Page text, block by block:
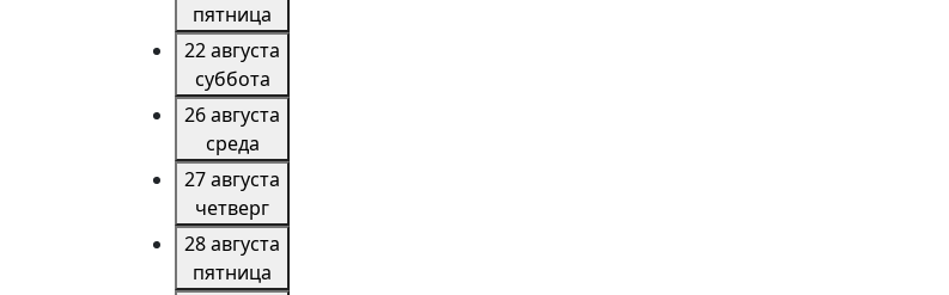
пятница
22 августа
суббота
26 августа
среда
27 августа
четверг
28 августа
пятница